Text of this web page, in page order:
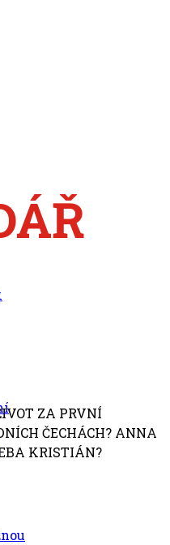
ZA PRVNÍ
ČECHÁCH? ANNA
KRISTIÁN?